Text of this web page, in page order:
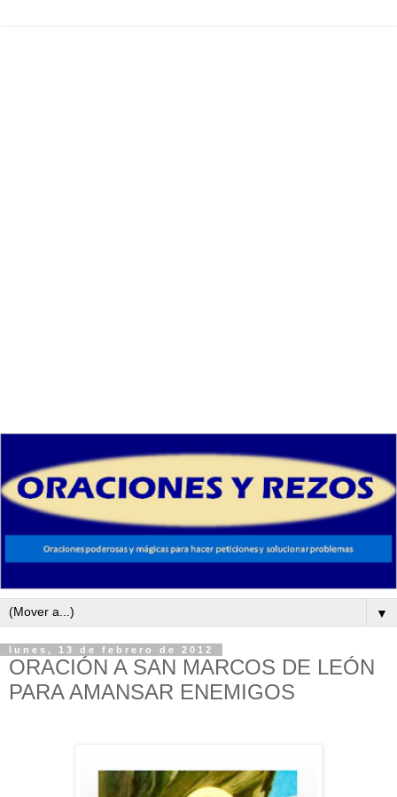
▼
lunes, 13 de febrero de 2012
ORACIÓN A SAN MARCOS DE LEÓN
PARA AMANSAR ENEMIGOS